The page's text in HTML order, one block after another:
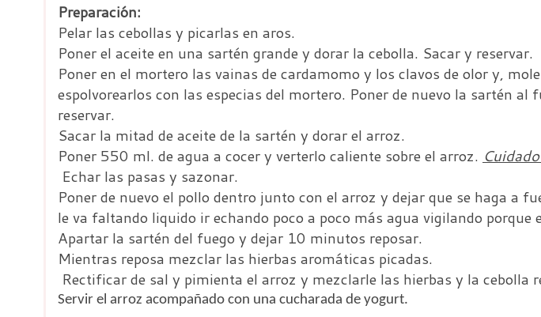
Preparación:
Pelar las cebollas y picarlas en aros.
Poner el aceite en una sartén grande y dorar la cebolla. Sacar y reservar.
Poner en el mortero las vainas de cardamomo y los clavos de olor y,
espolvorearlos con las especias del mortero. Poner de nuevo la sartén
reservar.
Sacar la mitad de aceite de la sartén y dorar el arroz.
Poner 550 ml. de agua a cocer y verterlo caliente sobre el arroz.
Echar las pasas y sazonar.
Poner de nuevo el pollo dentro junto con el arroz y dejar que se haga a
le va faltando liquido ir echando poco a poco más agua vigilando porque
Apartar la sartén del fuego y dejar 10 minutos reposar.
Mientras reposa mezclar las hierbas aromáticas picadas.
Rectificar de sal y pimienta el arroz y mezclarle las hierbas y la cebolla
Servir el arroz acompañado con una cucharada de yogurt.